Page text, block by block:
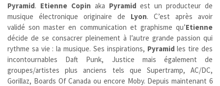
Pyramid. Etienne Copin aka Pyramid est un producteur de
musique électronique originaire de Lyon. C’est après avoir
validé son master en communication et graphisme qu’Etienne
décide de se consacrer pleinement à l’autre grande passion qui
rythme sa vie : la musique. Ses inspirations, Pyramid les tire des
incontournables Daft Punk, Justice mais également de
groupes/artistes plus anciens tels que Supertramp, AC/DC,
Gorillaz, Boards Of Canada ou encore Moby. Depuis maintenant 6